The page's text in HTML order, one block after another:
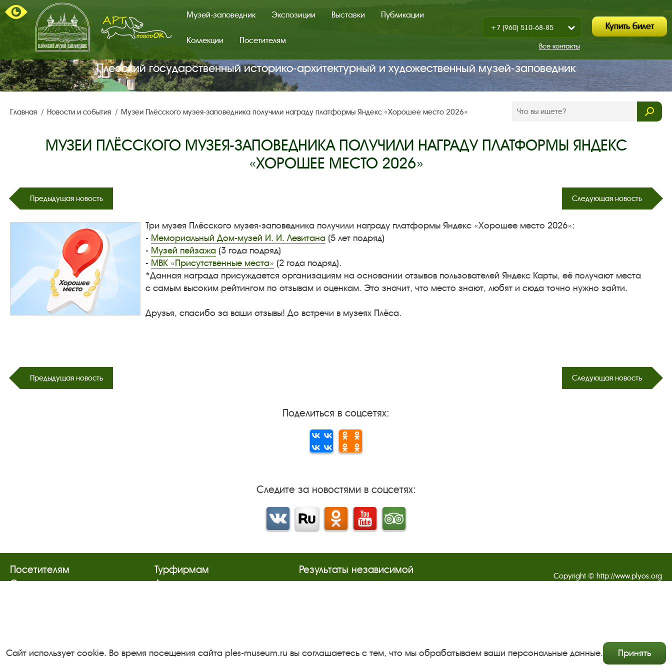
Главная
страница.
поводок.
Музей-заповедник Экспозиции Выставки Публикации
Коллекции Посетителям
Показать
/
Закрыть
+7 (960) 510-68-85
+7 (930) 347-67-70Все контакты
Купить билет
Плесский государственный историко‑архитектурный и художественный музей‑заповедник
Главная Новости и события Музеи Плёсского музея-заповедника получили награду платформы Яндекс «Хорошее место 2026»
МУЗЕИ ПЛЁССКОГО МУЗЕЯ-ЗАПОВЕДНИКА ПОЛУЧИЛИ НАГРАДУ ПЛАТФОРМЫ ЯНДЕКС
«ХОРОШЕЕ МЕСТО 2026»
Предыдущая новость Следующая новость
Три музея Плёсского музея-заповедника получили награду платформы Яндекс «Хорошее место 2026»:
- Мемориальный Дом-музей И. И. Левитана(5 лет подряд)
- Музей пейзажа(3 года подряд)
- МВК «Присутственные места» (2 года подряд).
*Данная награда присуждается организациям на основании отзывов пользователей Яндекс Карты, её получают места
с самым высоким рейтингом по отзывам и оценкам. Это значит, что место знают, любят и сюда точно нужно зайти.
Друзья, спасибо за ваши отзывы! До встречи в музеях Плёса.
Предыдущая новость Следующая новость
Поделиться в соцсетях:
Следите за новостями в соцсетях:
Вконтактеrutube Одноклассники
YouTubeТрипадвизор
Посетителям
О музее-заповеднике
Турфирмам
Документы
Результаты независимой
оценки качества
Copyright © http://www.plyos.org
Сайт использует cookie. Во время посещения сайта ples-museum.ru вы соглашаетесь с тем, что мы обрабатываем ваши персональные данные. Принять